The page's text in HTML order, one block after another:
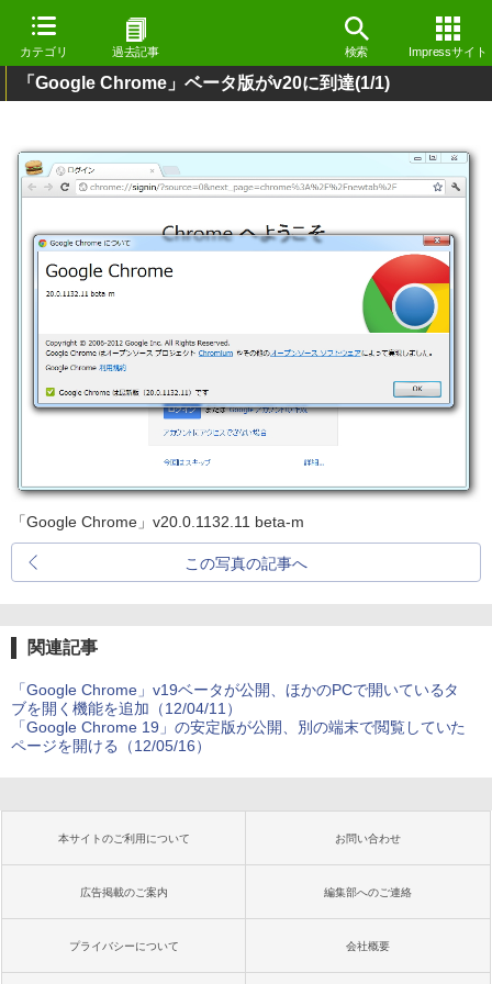
カテゴリ 過去記事 検索 Impressサイト
「Google Chrome」ベータ版がv20に到達(1/1)
「Google Chrome」v20.0.1132.11 beta-m
この写真の記事へ
関連記事
「Google Chrome」v19ベータが公開、ほかのPCで開いているタ
ブを開く機能を追加（12/04/11）
「Google Chrome 19」の安定版が公開、別の端末で閲覧していた
ページを開ける（12/05/16）
本サイトのご利用について お問い合わせ
広告掲載のご案内 編集部へのご連絡
プライバシーについて 会社概要